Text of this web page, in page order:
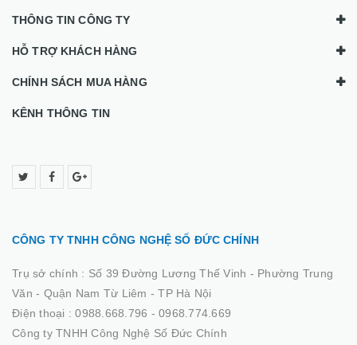
THÔNG TIN CÔNG TY
HỖ TRỢ KHÁCH HÀNG
CHÍNH SÁCH MUA HÀNG
KÊNH THÔNG TIN
CÔNG TY TNHH CÔNG NGHỆ SỐ ĐỨC CHÍNH
Trụ sở chính : Số 39 Đường Lương Thế Vinh - Phường Trung
Văn - Quận Nam Từ Liêm - TP Hà Nội
Điện thoại :0988.668.796 - 0968.774.669
Công ty TNHH Công Nghệ Số Đức Chính